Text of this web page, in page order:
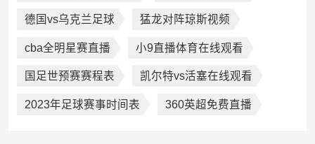
德国vs乌克兰足球 猛龙对阵琼斯视频
cba全明星赛直播 小9直播体育在线观看
国足世预赛赛程表 凯尔特vs活塞在线观看
2023年足球赛事时间表 360英超免费直播